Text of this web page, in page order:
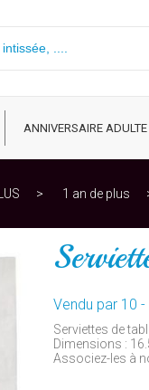
ANNIVERSAIRE ADULTE
1 an de plus
Vendu par 10 -
Serviettes de
Dimensions :
Associez-les à